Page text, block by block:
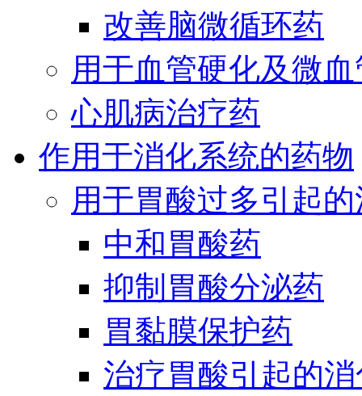
改善脑微循环药
用于血管硬化及微
心肌病治疗药
作用于消化系统的药物
用于胃酸过多引起
中和胃酸药
抑制胃酸分泌药
胃黏膜保护药
治疗胃酸引起的